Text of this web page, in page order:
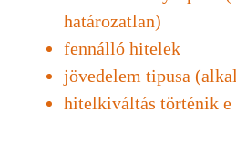
határozatlan)
fennálló hitelek
jövedelem tipusa
hitelkiváltás történik e